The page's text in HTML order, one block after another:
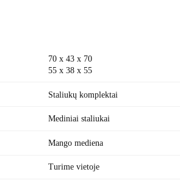
70 x 43 x 70
55 x 38 x 55
Staliukų komplektai
Mediniai staliukai
Mango mediena
Turime vietoje